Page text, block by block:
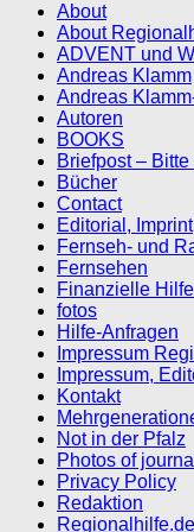
About
About
ADVENT und
Andreas Klamm
Andreas
Autoren
BOOKS
Briefpost –
Bücher
Contact
Editorial, Imprint
Fernseh- und
Fernsehen
Finanzielle
fotos
Hilfe-Anfragen
Impressum
Impressum,
Kontakt
Not in der Pfalz
Photos of
Privacy Policy
Redaktion